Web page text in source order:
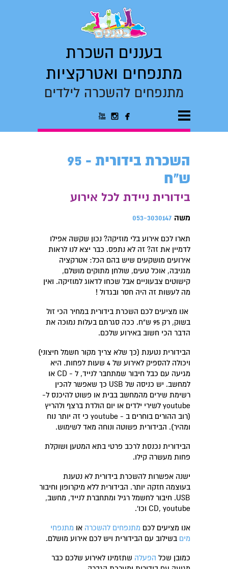
בעננים השכרת
מתנפחים ואטרקציות
מתנפחים להשכרה לילדים



השכרת בידורית - 95
ש"ח
בידורית ניידת לכל אירוע
משה 053-3030147
תארו לכם אירוע בלי מוזיקה? נכון שקשה אפילו
לדמיין את זה? זה לא נתפס. כבר יצא לנו לראות
אירועים מושקעים שיש בהם הכל: אטרקציה
מגניבה, אוכל טעים, שולחן מתוקים מושלם,
קישוטים צבעוניים אבל שכחו לדאוג למוזיקה. ואין
מה לעשות זה היה חסר ובגדול !
אנו מציעים לכם השכרת בידורית במחיר הכי זול
בשוק, רק 95 ש"ח. ככה סגרתם בעלות נמוכה את
הדבר הכי חשוב באירוע שלכם.
הבידורית נטענת (כך שלא צריך מקור חשמל חיצוני)
ויכולה להספיק לאירוע של 4 שעות לפחות. היא
מגיעה עם כבל חיבור שמתחבר לנייד, ל - CD או
למחשב. יש כניסה של USB כך שאפשר להכין
רשימת שירים מהמחשב בבית או פשוט להיכנס ל-
youtube לשירי ילדים או יום הולדת ברצף ולהריץ
(רוב ההורים בוחרים ב - youtube כי זה יותר נוח
ומהיר). הבידורית פשוטה ונוחה מאד לשימוש.
הבידורית נכנסת לרכב פרטי בתא המטען ושוקלת
פחות מעשרה קילו.
ישנה אפשרות להשכרת בידורית לא נטענת
בעוצמה חזקה יותר. הבידורית ללא מיקרופון וחיבור
USB. חיבור לחשמל רגיל ומתחברת לנייד, מחשב,
CD, youtube וכו'.
אנו מציעים לכם מתנפחים להשכרה או מתנפחי
מים בשילוב עם הבידורית ויש לכם אירוע מושלם.
כמובן שכל הפעלה שתזמינו לאירוע שלכם כבר